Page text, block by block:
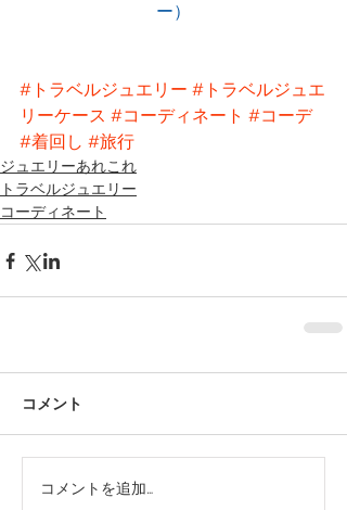
ー）
#トラベルジュエリー #トラベルジュエ
リーケース #コーディネート #コーデ
#着回し #旅行
ジュエリーあれこれ
トラベルジュエリー
コーディネート
コメント
コメントを追加…